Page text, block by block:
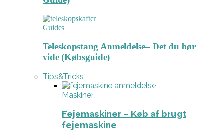
Guides
Teleskopstang Anmeldelse– Det du bør
vide (Købsguide)
Tips&Tricks
Maskiner
Fejemaskiner – Køb af brugt
fejemaskine